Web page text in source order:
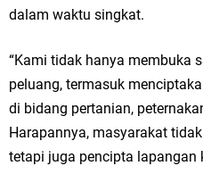
dalam waktu singkat.
“Kami tidak hanya membuka
peluang, termasuk
di bidang pertanian,
Harapannya, masyarakat
tetapi juga pencipta lapangan